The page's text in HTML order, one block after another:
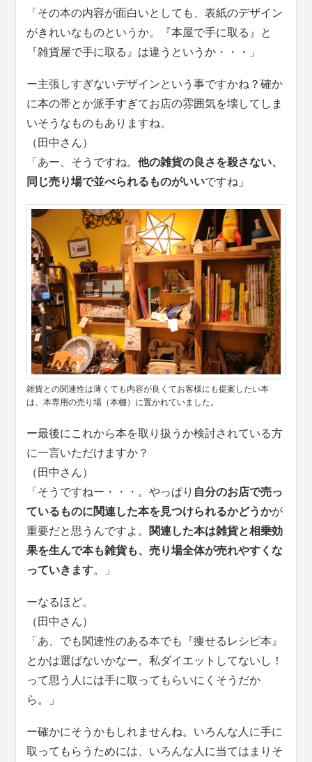
「その本の内容が面白いとしても、表紙のデザイン
がきれいなものというか。『本屋で手に取る』と
『雑貨屋で手に取る』は違うというか・・・」
ー主張しすぎないデザインという事ですかね？確か
に本の帯とか派手すぎてお店の雰囲気を壊してしま
いそうなものもありますね。
（田中さん）
「あー、そうですね。他の雑貨の良さを殺さない、
同じ売り場で並べられるものがいいですね」
雑貨との関連性は薄くても内容が良くてお客様にも提案したい本
は、本専用の売り場（本棚）に置かれていました。
ー最後にこれから本を取り扱うか検討されている方
に一言いただけますか？
（田中さん）
「そうですねー・・・。やっぱり 自分のお店で売っ
ているものに関連した本を見つけられるかどうかが
重要だと思うんですよ。 関連した本は雑貨と相乗効
果を生んで本も雑貨も、売り場全体が売れやすくな
っていきます。」
ーなるほど。
（田中さん）
「あ、でも関連性のある本でも『痩せるレシピ本』
とかは選ばないかなー。私ダイエットしてないし！
って思う人には手に取ってもらいにくそうだか
ら。」
ー確かにそうかもしれませんね。いろんな人に手に
取ってもらうためには、いろんな人に当てはまりそ